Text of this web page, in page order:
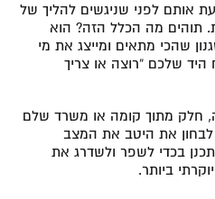
אותם לפני שניגשים להליך של
תוהים מה הכלל הזה? הוא
שהכי מתאים ומייצג את מי
שלכם “רוצה או צריך
חלק מתוך קומה או משרד שלם
את היטב את המצב
בכדי לשפר ולשדרג את
ביותר.